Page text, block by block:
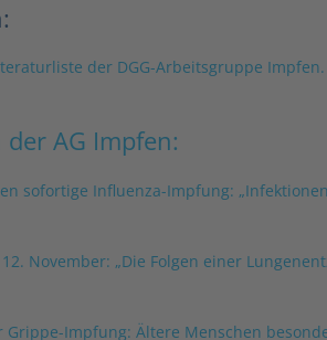
der DGG-Arbeitsgruppe Impfen.
AG Impfen:
sofortige Influenza-Impfung:
November: „Die Folgen einer
Grippe-Impfung: Ältere Menschen